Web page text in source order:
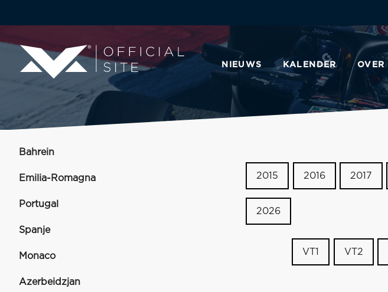
NIEUWS KALENDER OVER
Bahrein
Emilia-Romagna
Portugal
Spanje
Monaco
Azerbeidzjan
2015 2016 2017
2026
VT1 VT2